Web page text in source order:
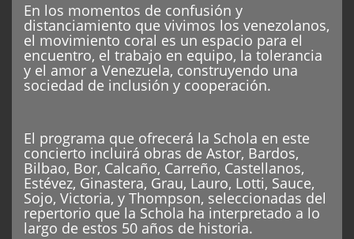
En los momentos de confusión y
distanciamiento que vivimos los venezolanos,
el movimiento coral es un espacio para el
encuentro, el trabajo en equipo, la tolerancia
y el amor a Venezuela, construyendo una
sociedad de inclusión y cooperación.
El programa que ofrecerá la Schola en este
concierto incluirá obras de Astor, Bardos,
Bilbao, Bor, Calcaño, Carreño, Castellanos,
Estévez, Ginastera, Grau, Lauro, Lotti, Sauce,
Sojo, Victoria, y Thompson, seleccionadas del
repertorio que la Schola ha interpretado a lo
largo de estos 50 años de historia.